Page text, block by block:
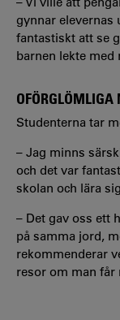
gynnar elevernas
fantastiskt att se
barnen lekte med
Studenterna tar
– Jag minns
och det var
skolan och lära
– Det gav oss ett
på samma jord,
rekommenderar
resor om man får